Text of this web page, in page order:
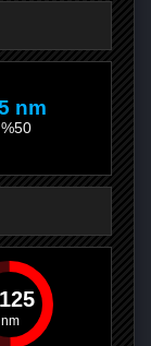
nm
125